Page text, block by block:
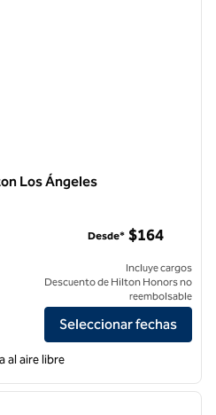
Los Ángeles
Suites by Hilton Los Angeles
Desde* $164
Incluye cargos
Descuento de Hilton Honors no
reembolsable
Seleccionar fechas
al aire libre